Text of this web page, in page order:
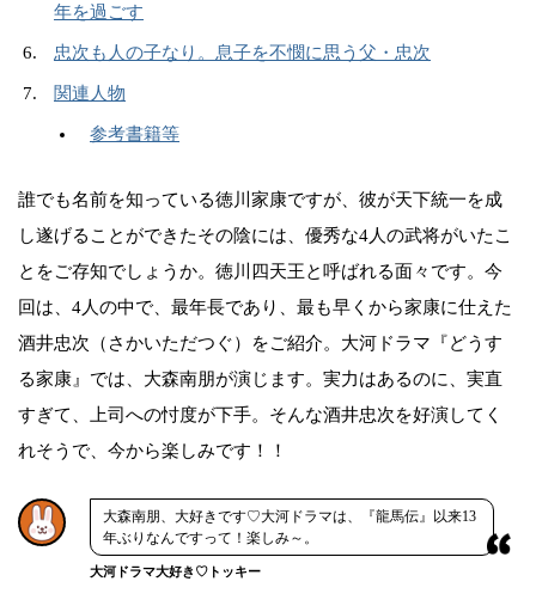
年を過ごす
忠次も人の子なり。息子を不憫に思う父・忠次
関連人物
参考書籍等
誰でも名前を知っている徳川家康ですが、彼が天下統一を成
し遂げることができたその陰には、優秀な4人の武将がいたこ
とをご存知でしょうか。徳川四天王と呼ばれる面々です。今
回は、4人の中で、最年長であり、最も早くから家康に仕えた
酒井忠次（さかいただつぐ）をご紹介。大河ドラマ『どうす
る家康』では、大森南朋が演じます。実力はあるのに、実直
すぎて、上司への忖度が下手。そんな酒井忠次を好演してく
れそうで、今から楽しみです！！
大森南朋、大好きです♡大河ドラマは、『龍馬伝』以来13
年ぶりなんですって！楽しみ～。
大河ドラマ大好き♡トッキー